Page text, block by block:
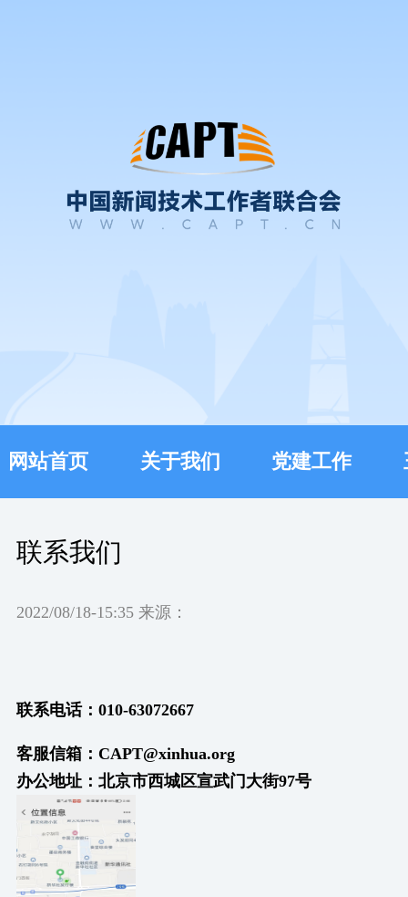
网站首页 关于我们 党建工作
联系我们
2022/08/18-15:35 来源：
联系电话：010-63072667
客服信箱：CAPT@xinhua.org
办公地址：北京市西城区宣武门大街97号